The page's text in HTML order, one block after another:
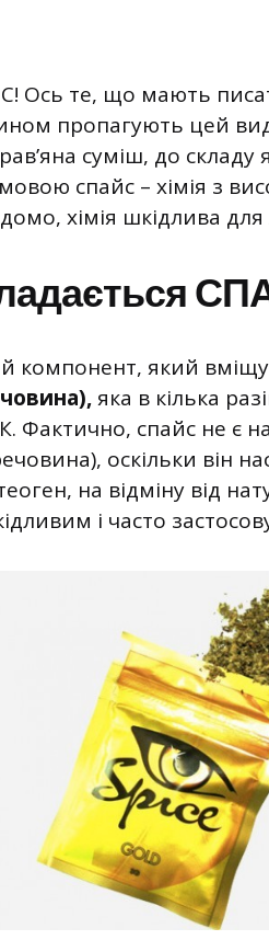
те, що мають
пропагують цей
суміш, до
спайс – хімія з
хімія шкідлива
компонент, який
яка в кілька
Фактично, спайс не є
оскільки він
на відміну від
і часто